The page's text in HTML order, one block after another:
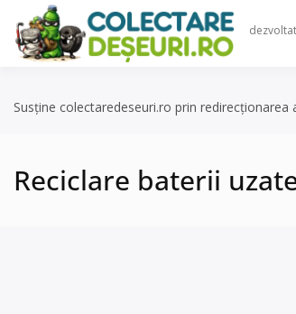
content
Susține colectaredeseuri.ro prin
Reciclare baterii